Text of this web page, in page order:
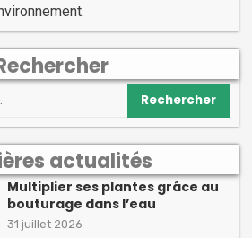
Rechercher
actualités
Multiplier ses plantes grâce au
bouturage dans l’eau
31 juillet 2026